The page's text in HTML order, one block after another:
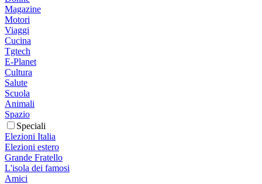
Magazine
Motori
Viaggi
Cucina
Tgtech
E-Planet
Cultura
Salute
Scuola
Animali
Spazio
Speciali
Elezioni Italia
Elezioni estero
Grande Fratello
L'isola dei famosi
Amici